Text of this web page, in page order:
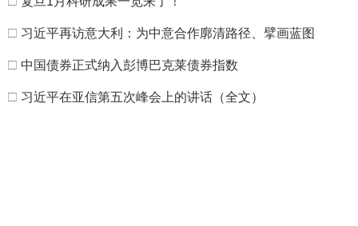
□ 习近平再访意大利：为中意合作廓清路径、擘画蓝图
□ 中国债券正式纳入彭博巴克莱债券指数
□ 习近平在亚信第五次峰会上的讲话（全文）